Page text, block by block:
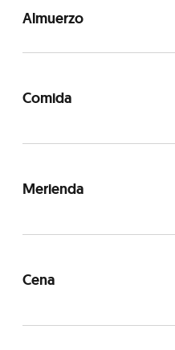
Almuerzo
Comida
Merienda
Cena